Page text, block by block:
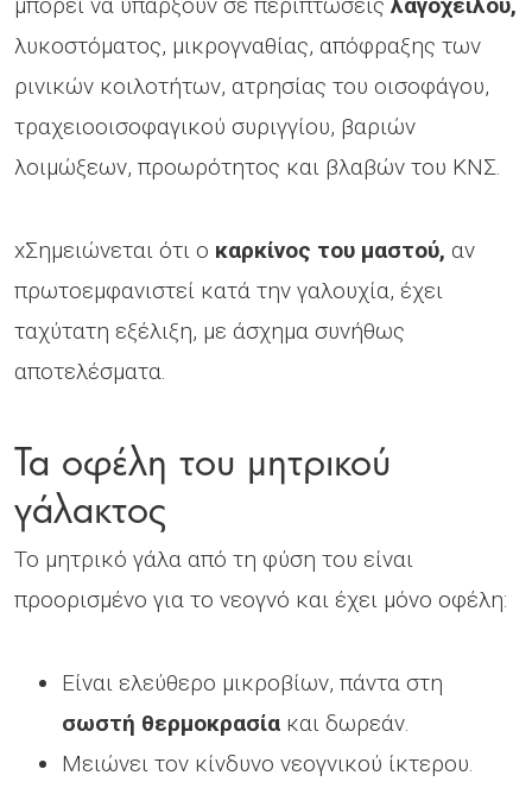
μπορεί να υπάρξουν σε περιπτώσεις λαγόχειλου,
λυκοστόματος, μικρογναθίας, απόφραξης των
ρινικών κοιλοτήτων, ατρησίας του οισοφάγου,
τραχειοοισοφαγικού συριγγίου, βαριών
λοιμώξεων, προωρότητος και βλαβών του ΚΝΣ.
xΣημειώνεται ότι ο καρκίνος του μαστού, αν
πρωτοεμφανιστεί κατά την γαλουχία, έχει
ταχύτατη εξέλιξη, με άσχημα συνήθως
αποτελέσματα.
Τα οφέλη του μητρικού
γάλακτος
Το μητρικό γάλα από τη φύση του είναι
προορισμένο για το νεογνό και έχει μόνο οφέλη:
Είναι ελεύθερο μικροβίων, πάντα στη
σωστή θερμοκρασία και δωρεάν.
Μειώνει τον κίνδυνο νεογνικού ίκτερου.